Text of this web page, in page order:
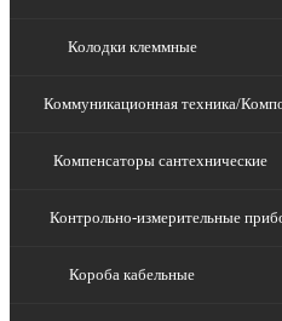
Колодки клеммные
Коммуникационная техника/
Компенсаторы сантехнические
Контрольно-измерительные
Короба кабельные